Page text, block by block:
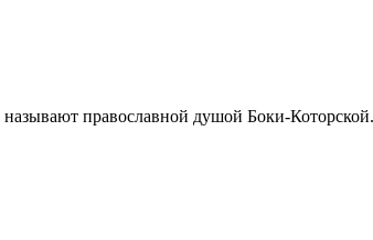
православной душой Боки-